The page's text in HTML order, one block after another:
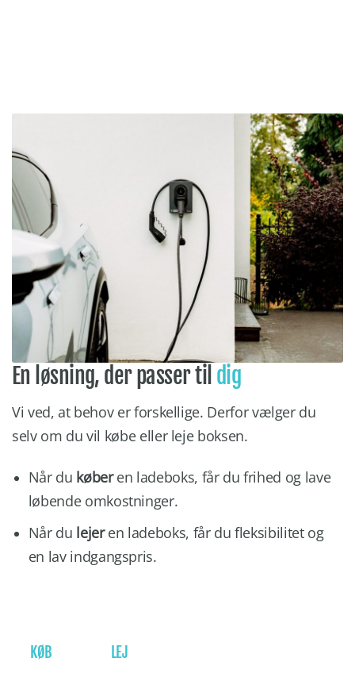
En løsning, der passer til dig
Vi ved, at behov er forskellige. Derfor vælger du
selv om du vil købe eller leje boksen.
Når du køberen ladeboks, får du frihed og lave
løbende omkostninger.
Når du lejeren ladeboks, får du fleksibilitet og
en lav indgangspris.
KØB LEJ